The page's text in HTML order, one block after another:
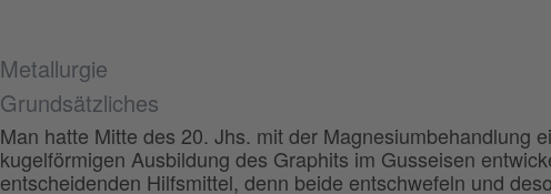
Metallurgie
Grundsätzliches
Man hatte Mitte des 20. Jhs. mit der Magnesiumbehandlung
kugelförmigen Ausbildung des Graphits im Gusseisen
entscheidenden Hilfsmittel, denn beide entschwefeln und